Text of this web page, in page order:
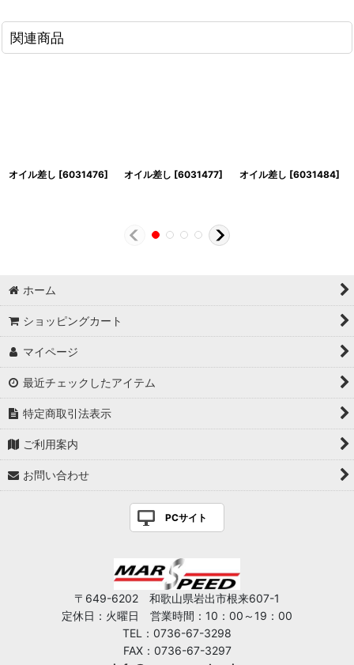
関連商品
オイル差し [6031476] オイル差し [6031477] オイル差し [6031484]
ホーム
ショッピングカート
マイページ
最近チェックしたアイテム
特定商取引法表示
ご利用案内
お問い合わせ
PCサイト
〒649-6202 和歌山県岩出市根来607-1
定休日：火曜日 営業時間：10：00～19：00
TEL：0736-67-3298
FAX：0736-67-3297